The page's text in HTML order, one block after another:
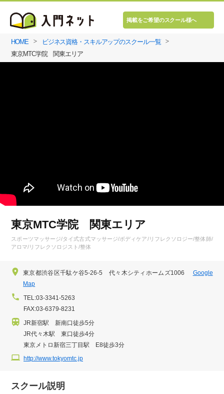
掲載をご希望のスクール様へ
HOME
ビジネス資格・スキルアップのスクール一覧
東京MTC学院 関東エリア
東京MTC学院 関東エリア
スポーツマッサージ/タイ式古式マッサージ/ボディケア/リフレクソロジー/整体師/
アロマ/リフレクソロジスト/整体
東京都渋谷区千駄ケ谷5-26-5 代々木シティホームズ1006 Google
Map
TEL:03-3341-5263
FAX:03-6379-8231
JR新宿駅 新南口徒歩5分
JR代々木駅 東口徒歩4分
東京メトロ新宿三丁目駅 E8徒歩3分
http://www.tokyomtc.jp
スクール説明